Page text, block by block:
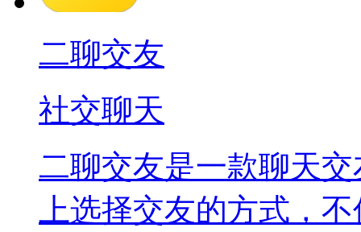
二聊交友
社交聊天
二聊交友是一款聊天
上选择交友的方式，